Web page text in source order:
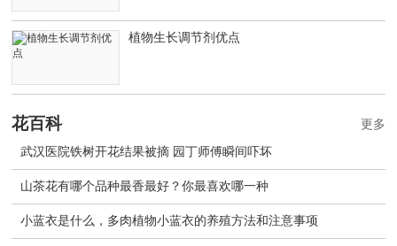
植物生长调节剂优点
花百科
武汉医院铁树开花结果被摘 园丁师傅瞬间吓坏
山茶花有哪个品种最香最好？你最喜欢哪一种
小蓝衣是什么，多肉植物小蓝衣的养殖方法和注意事项
更多